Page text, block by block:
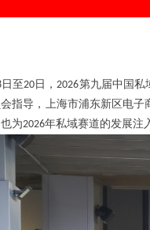
日至20 日， 2026第九届中国私
指导，上海市浦东新区电
为2026年私域赛道的发展注